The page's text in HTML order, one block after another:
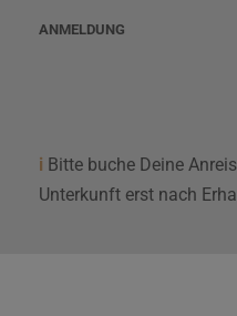
i Bitte buche Deine
Unterkunft erst nach